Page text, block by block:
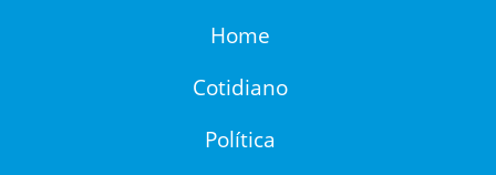
Home
Cotidiano
Política